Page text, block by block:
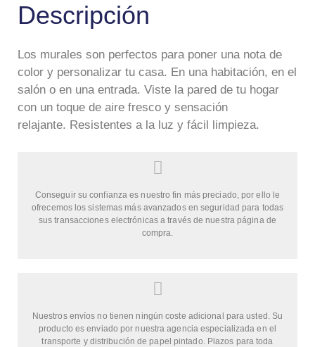
Descripción
Los murales son perfectos para poner una nota de
color y personalizar tu casa. En una habitación, en el
salón o en una entrada. Viste la pared de tu hogar
con un toque de aire fresco y sensación
relajante. Resistentes a la luz y fácil limpieza.
Conseguir su confianza es nuestro fin más preciado, por ello le
ofrecemos los sistemas más avanzados en seguridad para todas
sus transacciones electrónicas a través de nuestra página de
compra.
Nuestros envíos no tienen ningún coste adicional para usted. Su
producto es enviado por nuestra agencia especializada en el
transporte y distribución de papel pintado. Plazos para toda